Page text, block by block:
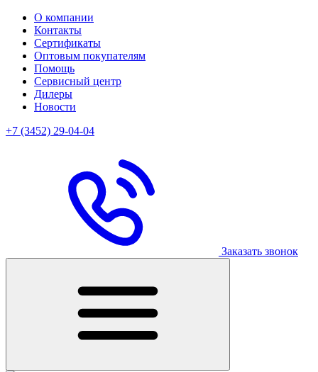
О компании
Контакты
Сертификаты
Оптовым покупателям
Помощь
Сервисный центр
Дилеры
Новости
+7 (3452) 29-04-04
Заказать звонок